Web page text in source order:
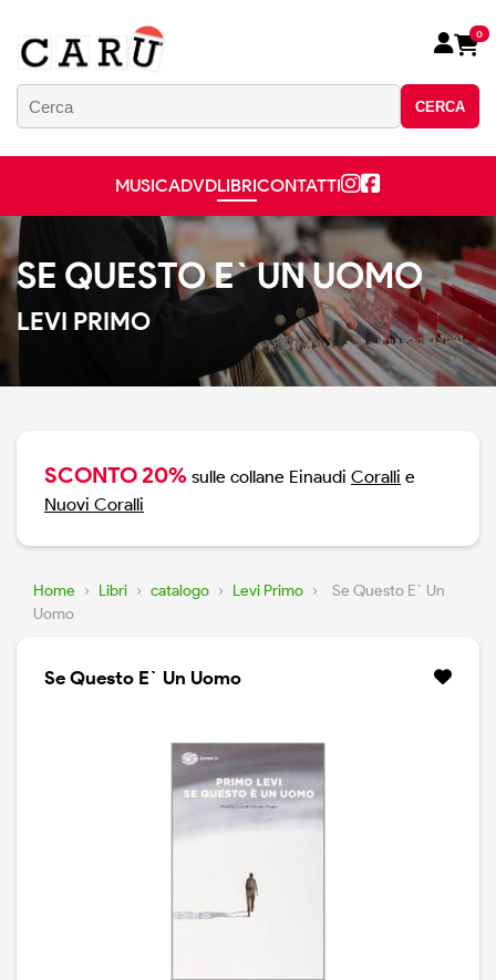
CERCA
0
MUSICADVDLIBRICONTATTI
SE QUESTO E` UN UOMO
LEVI PRIMO
SCONTO 20% sulle collane Einaudi Coralli e
Nuovi Coralli
Home › Libri › catalogo › Levi Primo ›
Se Questo E` Un
Uomo
Se Questo E` Un Uomo